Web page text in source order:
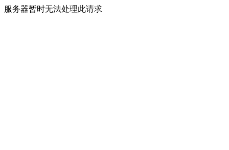
服务器暂时无法处理此请求